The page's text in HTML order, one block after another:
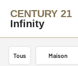
CENTURY 21
Infinity
Tous Maison